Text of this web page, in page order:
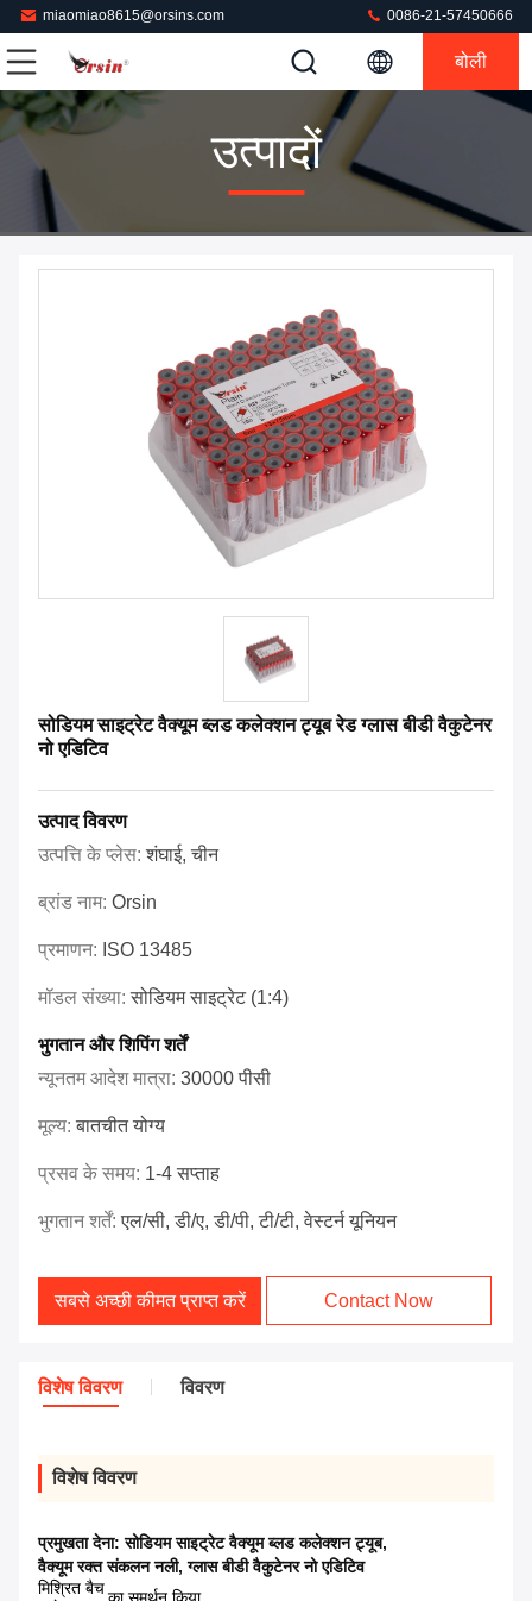
miaomiao8615@orsins.com 0086-21-57450666
बोली
उत्पादों
सोडियम साइट्रेट वैक्यूम ब्लड कलेक्शन ट्यूब रेड ग्लास बीडी वैकुटेनर
नो एडिटिव
उत्पाद विवरण
उत्पत्ति के प्लेस:शंघाई, चीन
ब्रांड नाम: Orsin
प्रमाणन: ISO 13485
मॉडल संख्या:सोडियम साइट्रेट (1:4)
भुगतान और शिपिंग शर्तें
न्यूनतम आदेश मात्रा: 30000 पीसी
मूल्य:बातचीत योग्य
प्रसव के समय: 1-4 सप्ताह
भुगतान शर्तें:एल/सी, डी/ए, डी/पी, टी/टी, वेस्टर्न यूनियन
सबसे अच्छी कीमत प्राप्त करें Contact Now
विशेष विवरण विवरण
विशेष विवरण
प्रमुखता देना:सोडियम साइट्रेट वैक्यूम ब्लड कलेक्शन ट्यूब,
वैक्यूम रक्त संकलन नली,ग्लास बीडी वैकुटेनर नो एडिटिव
मिश्रित बैच